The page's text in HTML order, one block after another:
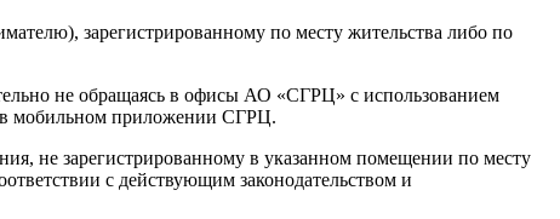
зарегистрированному по месту жительства либо по
не обращаясь в офисы АО «СГРЦ» с использованием
в мобильном приложении СГРЦ.
не зарегистрированному в указанном помещении по месту
с действующим законодательством и